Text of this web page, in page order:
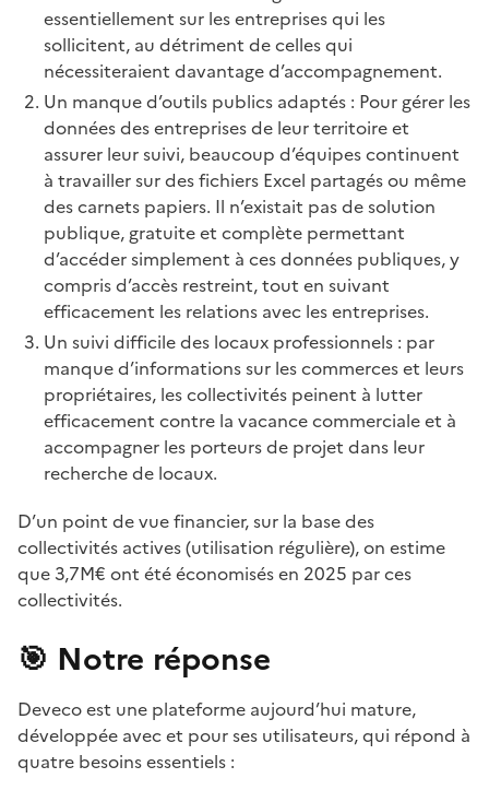
essentiellement sur les entreprises qui les
sollicitent, au détriment de celles qui
nécessiteraient davantage d’accompagnement.
Un manque d’outils publics adaptés : Pour gérer les
données des entreprises de leur territoire et
assurer leur suivi, beaucoup d’équipes continuent
à travailler sur des fichiers Excel partagés ou même
des carnets papiers. Il n’existait pas de solution
publique, gratuite et complète permettant
d’accéder simplement à ces données publiques, y
compris d’accès restreint, tout en suivant
efficacement les relations avec les entreprises.
Un suivi difficile des locaux professionnels : par
manque d’informations sur les commerces et leurs
propriétaires, les collectivités peinent à lutter
efficacement contre la vacance commerciale et à
accompagner les porteurs de projet dans leur
recherche de locaux.
D’un point de vue financier, sur la base des
collectivités actives (utilisation régulière), on estime
que 3,7M€ ont été économisés en 2025 par ces
collectivités.
🎯 Notre réponse
Deveco est une plateforme aujourd’hui mature,
développée avec et pour ses utilisateurs, qui répond à
quatre besoins essentiels :